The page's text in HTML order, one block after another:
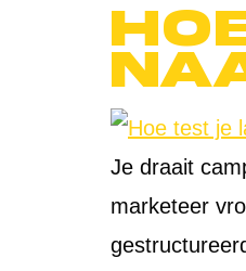
Je draait
marketeer